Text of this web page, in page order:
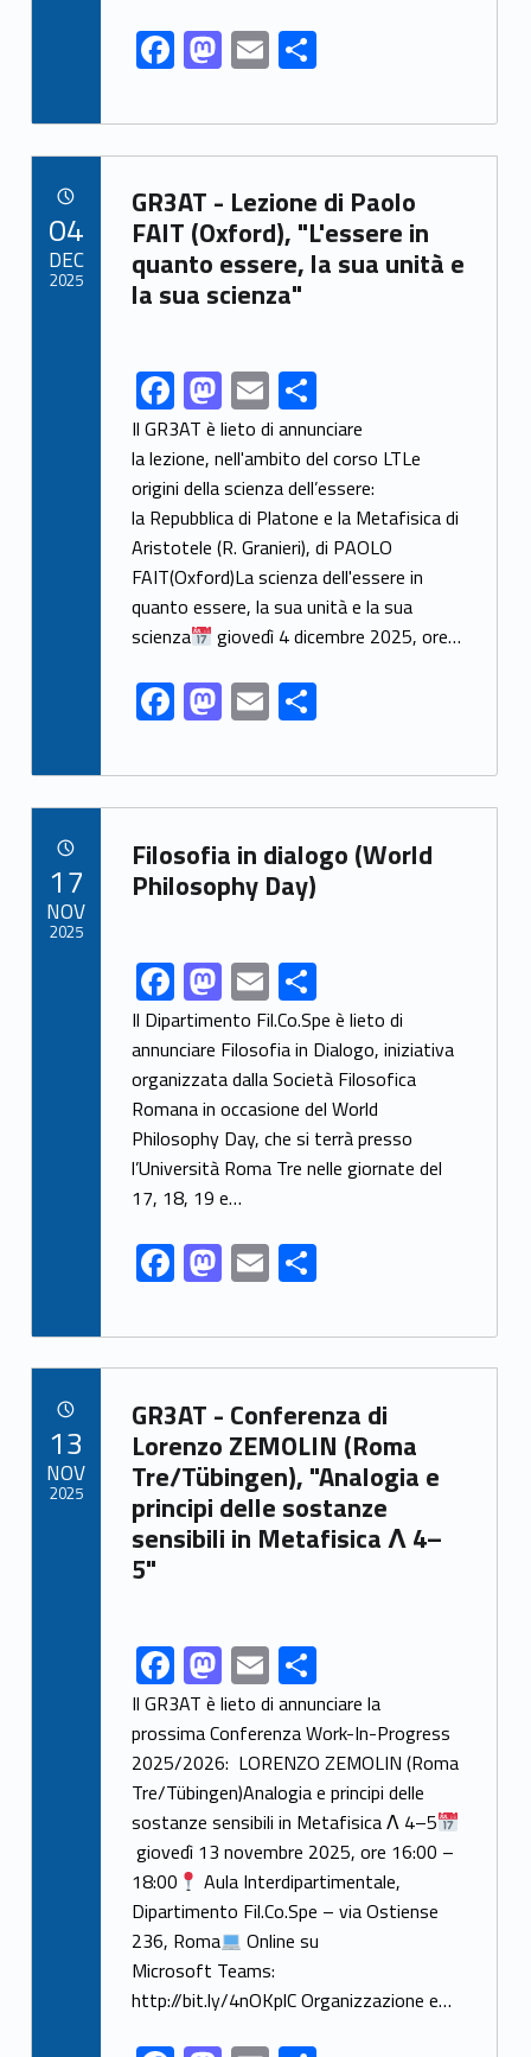
F
ac
e
b
o
o
k
M
as
to
d
o
n
E
m
ai
l
S
h
ar
e
Link identifier archive #link-archive-80902
GR3AT - Lezione di Paolo
FAIT (Oxford), "L'essere in
quanto essere, la sua unità e
la sua scienza"
Link identifier share facebook archive #share-link-archive-99742F
ac
e
b
o
o
k
M
as
to
d
o
n
E
m
ai
l
S
h
ar
e
Il GR3AT è lieto di annunciare
la lezione, nell'ambito del corso LTLe
origini della scienza dell’essere:
la Repubblica di Platone e la Metafisica di
Aristotele (R. Granieri), di PAOLO
FAIT(Oxford)La scienza dell'essere in
quanto essere, la sua unità e la sua
scienza
giovedì 4 dicembre 2025, ore…
F
ac
e
b
o
o
M
as
to
d
o
n
E
m
ai
l
S
ar
e
04
DEC
2025
Link identifier archive #link-archive-56076
Filosofia in dialogo (World
Philosophy Day)
Link identifier share facebook archive #share-link-archive-32245F
ac
e
b
o
o
k
M
as
to
d
o
n
E
m
ai
l
S
h
ar
e
Il Dipartimento Fil.Co.Spe è lieto di
annunciare Filosofia in Dialogo, iniziativa
organizzata dalla Società Filosofica
Romana in occasione del World
Philosophy Day, che si terrà presso
l’Università Roma Tre nelle giornate del
17, 18, 19 e…
F
ac
e
b
o
o
k
M
as
to
d
o
n
E
m
ai
l
S
h
ar
e
17
NOV
2025
Link identifier archive #link-archive-38662
GR3AT - Conferenza di
Lorenzo ZEMOLIN (Roma
Tre/Tübingen), "Analogia e
principi delle sostanze
sensibili in Metafisica Λ 4–
5"
Link identifier share facebook archive #share-link-archive-81887F
ac
e
b
o
o
k
M
as
to
d
o
n
E
m
ai
l
S
h
ar
e
Il GR3AT è lieto di annunciare la
prossima Conferenza Work-In-Progress
2025/2026: LORENZO ZEMOLIN (Roma
Tre/Tübingen)Analogia e principi delle
sostanze sensibili in Metafisica Λ 4–5
giovedì 13 novembre 2025, ore 16:00 –
18:00
Aula Interdipartimentale,
Dipartimento Fil.Co.Spe – via Ostiense
236, Roma
Online su
Microsoft Teams:
http://bit.ly/4nOKplC Organizzazione e…
13
NOV
2025